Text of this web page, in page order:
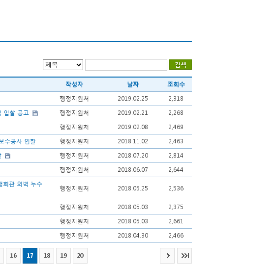
작성자 날짜
조회수
행정지원처 2019.02.25
2,318
입찰 공고 행정지원처 2019.02.21
2,268
행정지원처 2019.02.08
2,469
수공사 입찰 행정지원처 2018.11.02
2,463
행정지원처 2018.07.20
2,814
행정지원처 2018.06.07 2,644
회관 외벽 누수
행정지원처 2018.05.25 2,536
행정지원처 2018.05.03
2,375
행정지원처 2018.05.03
2,661
행정지원처 2018.04.30 2,466
16 17 18 19 20